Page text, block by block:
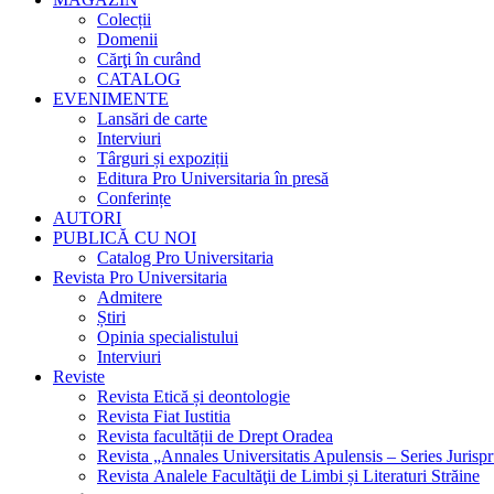
Colecții
Domenii
Cărţi în curând
CATALOG
EVENIMENTE
Lansări de carte
Interviuri
Târguri și expoziții
Editura Pro Universitaria în presă
Conferințe
AUTORI
PUBLICĂ CU NOI
Catalog Pro Universitaria
Revista Pro Universitaria
Admitere
Știri
Opinia specialistului
Interviuri
Reviste
Revista Etică și deontologie
Revista Fiat Iustitia
Revista facultății de Drept Oradea
Revista „Annales Universitatis Apulensis – Series
Revista Analele Facultăţii de Limbi și Literaturi Străine